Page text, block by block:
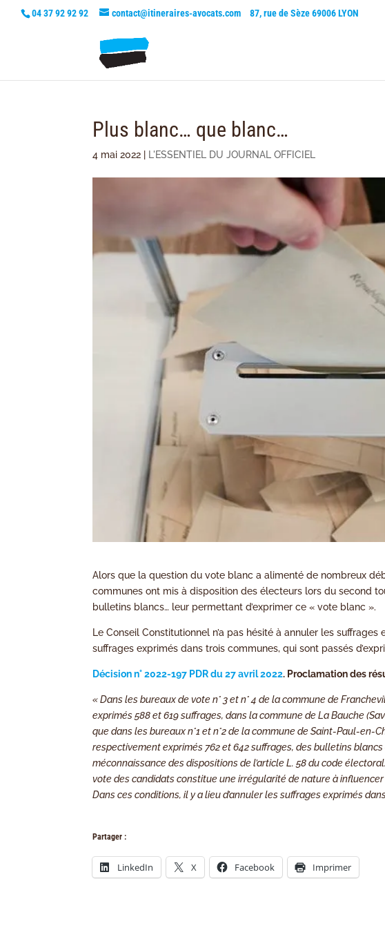
04 37 92 92 92 contact@itineraires-avocats.com 87, rue de Sèze 69006 LYON
Plus blanc… que blanc…
4 mai 2022 L'ESSENTIEL DU JOURNAL OFFICIEL
Alors que la question du vote blanc a alimenté de nombreux
communes ont mis à disposition des électeurs lors du second
bulletins blancs… leur permettant d’exprimer ce « vote blanc ».
Le Conseil Constitutionnel n’a pas hésité à annuler les
suffrages exprimés dans trois communes, qui sont passés
Décision n° 2022-197 PDR du 27 avril 2022. Proclamation des
« Dans les bureaux de vote n° 3 et n° 4 de la commune de
exprimés 588 et 619 suffrages, dans la commune de La Bauche
que dans les bureaux n°1 et n°2 de la commune de Saint-Paul-en-
respectivement exprimés 762 et 642 suffrages, des bulletins
méconnaissance des dispositions de l’article L. 58 du code
vote des candidats constitue une irrégularité de nature à
Dans ces conditions, il y a lieu d’annuler les suffrages exprimés
Partager :
LinkedIn X Facebook Imprimer